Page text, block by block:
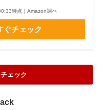
時点｜Amazon調べ
ぐチェック
ェック